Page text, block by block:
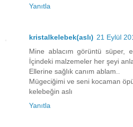
Yanıtla
kristalkelebek(aslı) 21 Eylül
Mine ablacım görüntü süper,
İçindeki malzemeler her şeyi
Ellerine sağlık canım ablam..
Mügeciğimi ve seni kocaman
kelebeğin aslı
Yanıtla